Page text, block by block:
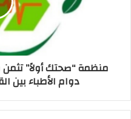
منظمة “صحتك أولاً” تثمن
دوام الأطباء بين